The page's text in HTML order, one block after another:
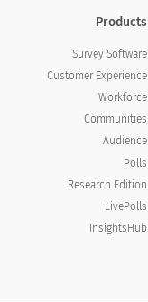
Products
Survey Software
Customer Experience
Workforce
Communities
Audience
Polls
Research Edition
LivePolls
InsightsHub